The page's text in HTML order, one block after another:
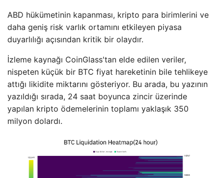
ABD hükümetinin kapanması, kripto para birimlerini ve
daha geniş risk varlık ortamını etkileyen piyasa
duyarlılığı açısından kritik bir olaydır.
İzleme kaynağı CoinGlass'tan elde edilen veriler,
nispeten küçük bir BTC fiyat hareketinin bile tehlikeye
attığı likidite miktarını gösteriyor. Bu arada, bu yazının
yazıldığı sırada, 24 saat boyunca zincir üzerinde
yapılan kripto ödemelerinin toplamı yaklaşık 350
milyon dolardı.